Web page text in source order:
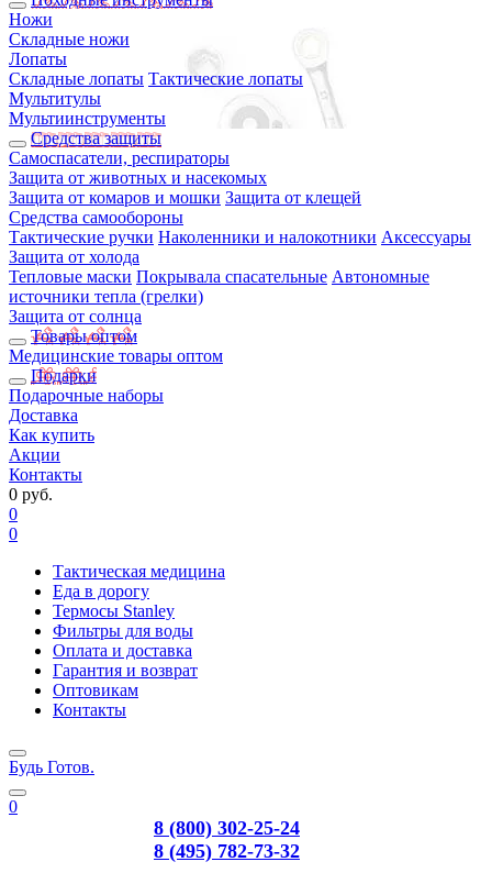
Ножи
Складные ножи
Лопаты
Складные лопаты Тактические лопаты
Мультитулы
Мультиинструменты
Средства защиты
Самоспасатели, респираторы
Защита от животных и насекомых
Защита от комаров и мошки Защита от клещей
Средства самообороны
Тактические ручки Наколенники и налокотники Аксессуары
Защита от холода
Тепловые маски Покрывала спасательные Автономные
источники тепла (грелки)
Защита от солнца
Товары оптом
Медицинские товары оптом
Подарки
Подарочные наборы
Доставка
Как купить
Акции
Контакты
0 руб.
0
0
Тактическая медицина
Еда в дорогу
Термосы Stanley
Фильтры для воды
Оплата и доставка
Гарантия и возврат
Оптовикам
Контакты
Будь Готов.
0
8 (800) 302-25-24
8 (495) 782-73-32